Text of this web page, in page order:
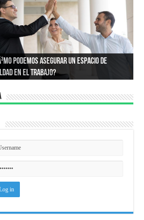
podemos asegurar un espacio de
en el trabajo?
quÃ© compramos lo que compramos?:
la psicologÃ­a que define nuestros